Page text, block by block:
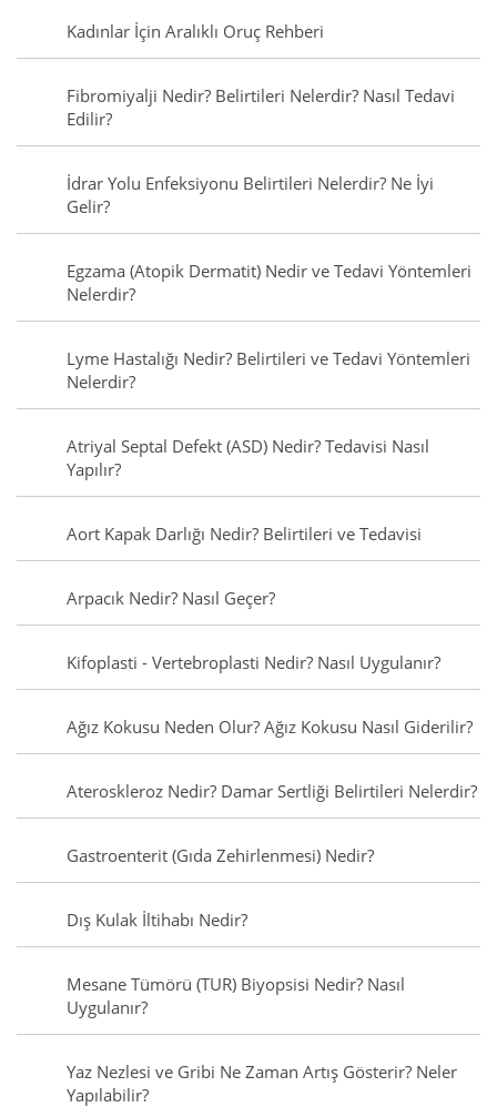
Kadınlar İçin Aralıklı Oruç Rehberi
Fibromiyalji Nedir? Belirtileri Nelerdir? Nasıl Tedavi
Edilir?
İdrar Yolu Enfeksiyonu Belirtileri Nelerdir? Ne İyi
Gelir?
Egzama (Atopik Dermatit) Nedir ve Tedavi Yöntemleri
Nelerdir?
Lyme Hastalığı Nedir? Belirtileri ve Tedavi Yöntemleri
Nelerdir?
Atriyal Septal Defekt (ASD) Nedir? Tedavisi Nasıl
Yapılır?
Aort Kapak Darlığı Nedir? Belirtileri ve Tedavisi
Arpacık Nedir? Nasıl Geçer?
Kifoplasti - Vertebroplasti Nedir? Nasıl Uygulanır?
Ağız Kokusu Neden Olur? Ağız Kokusu Nasıl Giderilir?
Ateroskleroz Nedir? Damar Sertliği Belirtileri Nelerdir?
Gastroenterit (Gıda Zehirlenmesi) Nedir?
Dış Kulak İltihabı Nedir?
Mesane Tümörü (TUR) Biyopsisi Nedir? Nasıl
Uygulanır?
Yaz Nezlesi ve Gribi Ne Zaman Artış Gösterir? Neler
Yapılabilir?